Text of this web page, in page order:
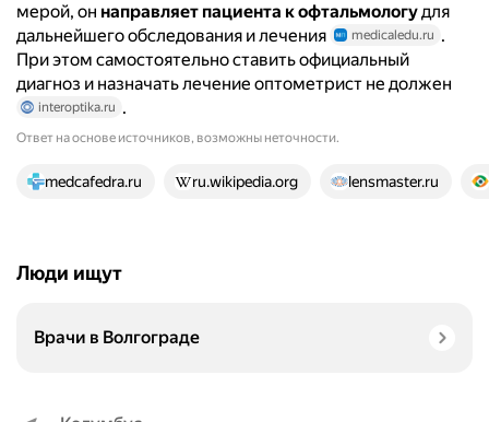
мерой, он направляет пациента к офтальмологудля
дальнейшего обследования и лечения
medicaledu.ru .
При этом самостоятельно ставить официальный
диагноз и назначать лечение оптометрист не должен
interoptika.ru .
Ответ на основе источников, возможны неточности.
19 источников
medcafedra.ru ru.wikipedia.org lensmaster.ru
Люди ищут
Врачи в Волгограде